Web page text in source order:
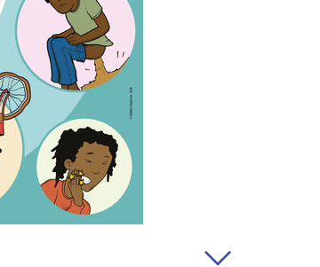
nuestros
usuarios y
posible a sus